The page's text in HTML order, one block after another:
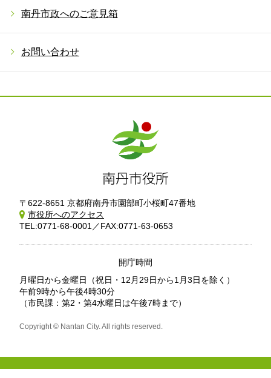
南丹市政へのご意見箱
お問い合わせ
〒622-8651 京都府南丹市園部町小桜町47番地
市役所へのアクセス
TEL:0771-68-0001／FAX:0771-63-0653
開庁時間
月曜日から金曜日
（祝日・12月29日から1月3日を除く）
午前9時から午後4時30分
（市民課：第2・第4水曜日は午後7時まで）
Copyright © Nantan City. All rights reserved.